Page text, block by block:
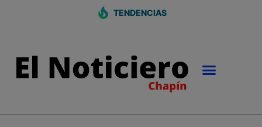
TENDENCIAS